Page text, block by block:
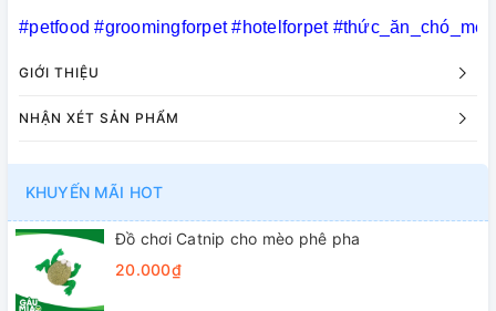
#petfood #groomingforpet #hotelforpet #thức_ăn_chó_mèo
GIỚI THIỆU
NHẬN XÉT SẢN PHẨM
KHUYẾN MÃI HOT
Đồ chơi Catnip cho mèo phê pha
20.000₫